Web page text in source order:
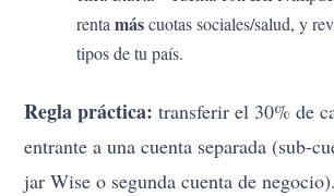
rentamáscuotas sociales/salud, y
tipos de tu país.
Regla práctica: transferir el 30% de
entrante a una cuenta separada (sub-
jar Wise o segunda cuenta de